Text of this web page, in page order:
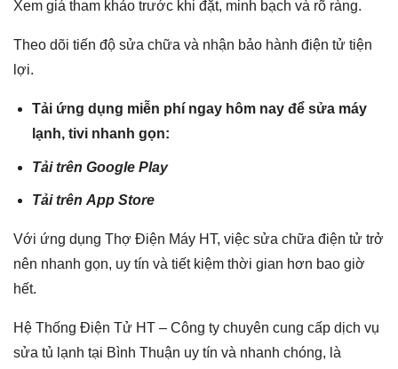
Xem giá tham khảo trước khi đặt, minh bạch và rõ ràng.
Theo dõi tiến độ sửa chữa và nhận bảo hành điện tử tiện
lợi.
Tải ứng dụng miễn phí ngay hôm nay để sửa máy
lạnh, tivi nhanh gọn:
Tải trên Google Play
Tải trên App Store
Với ứng dụng Thợ Điện Máy HT, việc sửa chữa điện tử trở
nên nhanh gọn, uy tín và tiết kiệm thời gian hơn bao giờ
hết.
Hệ Thống Điện Tử HT – Công ty chuyên cung cấp dịch vụ
sửa tủ lạnh tại Bình Thuận uy tín và nhanh chóng, là